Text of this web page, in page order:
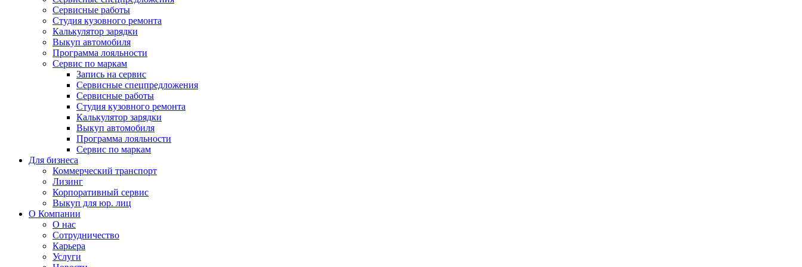
Сервисные работы
Студия кузовного ремонта
Калькулятор зарядки
Выкуп автомобиля
Программа лояльности
Сервис по маркам
Запись на сервис
Сервисные спецпредложения
Сервисные работы
Студия кузовного ремонта
Калькулятор зарядки
Выкуп автомобиля
Программа лояльности
Сервис по маркам
Для бизнеса
Коммерческий транспорт
Лизинг
Корпоративный сервис
Выкуп для юр. лиц
О Компании
О нас
Сотрудничество
Карьера
Услуги